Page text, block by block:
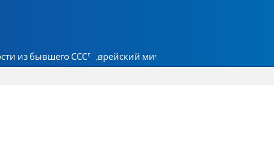
из бывшего СССР Еврейский мир